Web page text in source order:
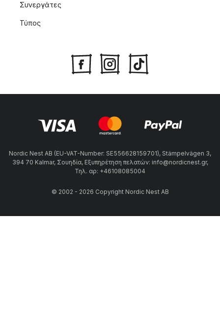
Συνεργάτες
Τύπος
Nordic Nest AB (EU-VAT-Number: SE556628159701), Stämpelvägen 3,
394 70 Kalmar, Σουηδία, Εξυπηρέτηση πελατών: info@nordicnest.gr,
Τηλ. αρ: +46108085004
© 2002 - 2026 Copyright Nordic Nest AB